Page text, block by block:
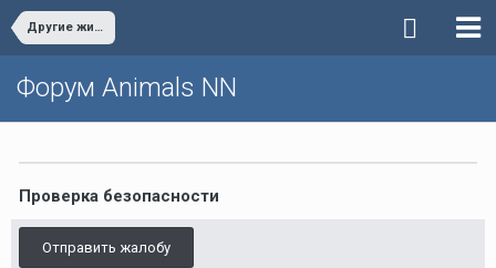
Другие животные
Форум Animals NN
Проверка безопасности
Отправить жалобу